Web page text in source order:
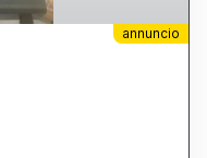
annuncio